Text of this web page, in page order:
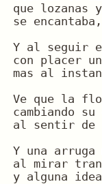
que lozanas
se
Y al seguir
con placer
mas al
Ve que la
cambiando
al sentir de
Y una
al mirar
y alguna idea